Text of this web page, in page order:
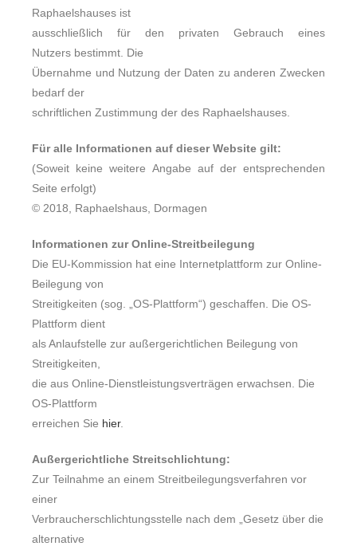
Raphaelshauses ist
ausschließlich für den privaten Gebrauch eines
Nutzers bestimmt. Die
Übernahme und Nutzung der Daten zu anderen Zwecken
bedarf der
schriftlichen Zustimmung der des Raphaelshauses.
Für alle Informationen auf dieser Website gilt:
(Soweit keine weitere Angabe auf der entsprechenden
Seite erfolgt)
© 2018, Raphaelshaus, Dormagen
Informationen zur Online-Streitbeilegung
Die EU-Kommission hat eine Internetplattform zur Online-
Beilegung von
Streitigkeiten (sog. „OS-Plattform“) geschaffen. Die OS-
Plattform dient
als Anlaufstelle zur außergerichtlichen Beilegung von
Streitigkeiten,
die aus Online-Dienstleistungsverträgen erwachsen. Die
OS-Plattform
erreichen Sie hier.
Außergerichtliche Streitschlichtung:
Zur Teilnahme an einem Streitbeilegungsverfahren vor
einer
Verbraucherschlichtungsstelle nach dem „Gesetz über die
alternative